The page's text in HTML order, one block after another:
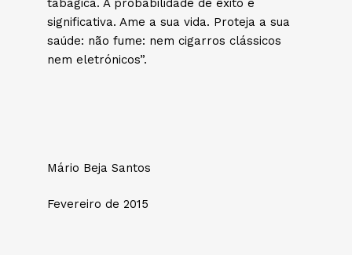
tabágica. A probabilidade de êxito é
significativa. Ame a sua vida. Proteja a sua
saúde: não fume: nem cigarros clássicos
nem eletrónicos”.
Mário Beja Santos
Fevereiro de 2015